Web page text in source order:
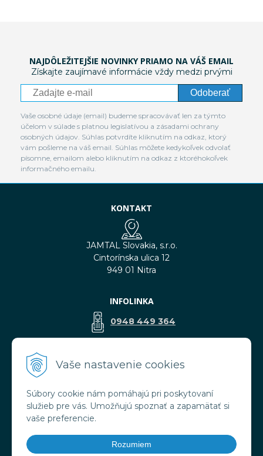
Vaše nastavenie cookies
Súbory cookie nám pomáhajú pri poskytovaní
služieb pre vás. Umožňujú spoznať a zapamätať si
vaše preferencie.
Rozumiem
NAJDÔLEŽITEJŠIE NOVINKY PRIAMO NA VÁŠ EMAIL
Získajte zaujímavé informácie vždy medzi prvými
Odoberať
Vaše osobné údaje (email) budeme spracovávať len za týmto
účelom v súlade s platnou legislatívou a zásadami ochrany
osobných údajov. Súhlas potvrdíte kliknutím na odkaz, ktorý
vám pošleme na váš email. Súhlas môžete kedykoľvek odvolať
písomne, emailom alebo kliknutím na odkaz z ktoréhokoľvek
informačného emailu.
KONTAKT
JAMTAL Slovakia, s.r.o.
Cintorínska ulica 12
949 01 Nitra
INFOLINKA
0948 449 364
VŠETKO O NÁKUPE
Obchodné podmienky
Doprava a platba
Ochrana osobných údajov